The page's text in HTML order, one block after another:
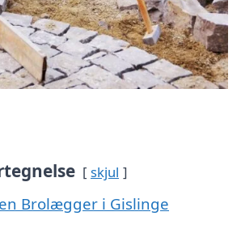
skjul
Brolægger i Gislinge